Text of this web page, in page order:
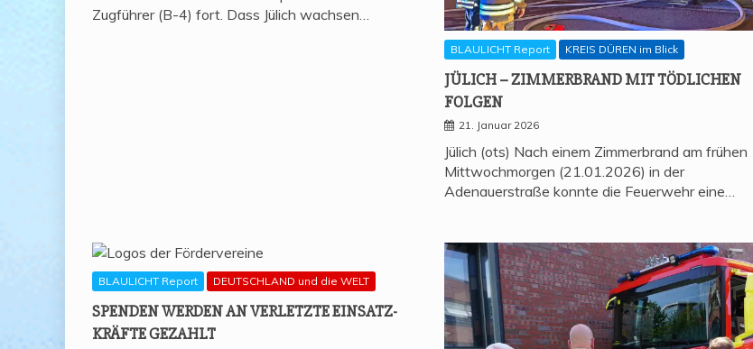
Zugführer (B-4) fort. Dass Jülich wachsen…
BLAULICHT Report KREIS DÜREN im Blick
JÜLICH – ZIM­MER­BRAND MIT TÖD­LI­CHEN
FOLGEN
21. Januar 2026
Jülich (ots) Nach einem Zimmerbrand am frühen
Mittwochmorgen (21.01.2026) in der
Adenauerstraße konnte die Feuerwehr eine…
BLAULICHT Report DEUTSCHLAND und die WELT
SPEN­DEN WER­DEN AN VER­LETZ­TE EIN­SATZ­
KRÄF­TE GEZAHLT